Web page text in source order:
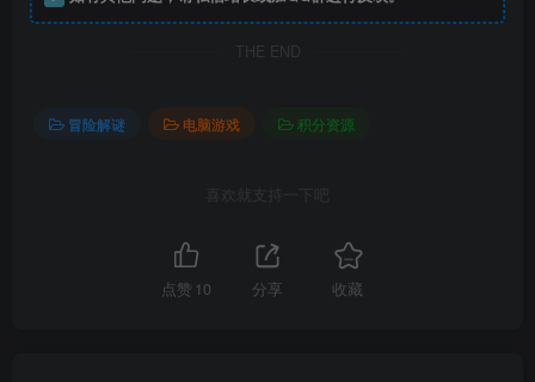
THE END
冒险解谜 电脑游戏 积分资源
喜欢就支持一下吧
点赞 10 分享 收藏